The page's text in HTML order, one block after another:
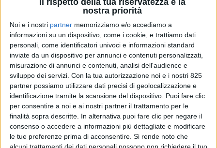
nostra priorità
Noi e i nostri partner memorizziamo e/o accediamo a
informazioni su un dispositivo, come i cookie, e trattiamo dati
personali, come identificatori univoci e informazioni standard
inviate da un dispositivo per annunci e contenuti personalizzati,
misurazione di annunci e contenuti, analisi dell'audience e
sviluppo dei servizi. Con la tua autorizzazione noi e i nostri 825
partner possiamo utilizzare dati precisi di geolocalizzazione e
identificazione tramite la scansione del dispositivo. Puoi fare clic
per consentire a noi e ai nostri partner il trattamento per le
finalità sopra descritte. In alternativa puoi fare clic per negare il
consenso o accedere a informazioni più dettagliate e modificare
le tue preferenze prima di acconsentire. Si rende noto che
ECONOMIA 29 LUGLIO 2019